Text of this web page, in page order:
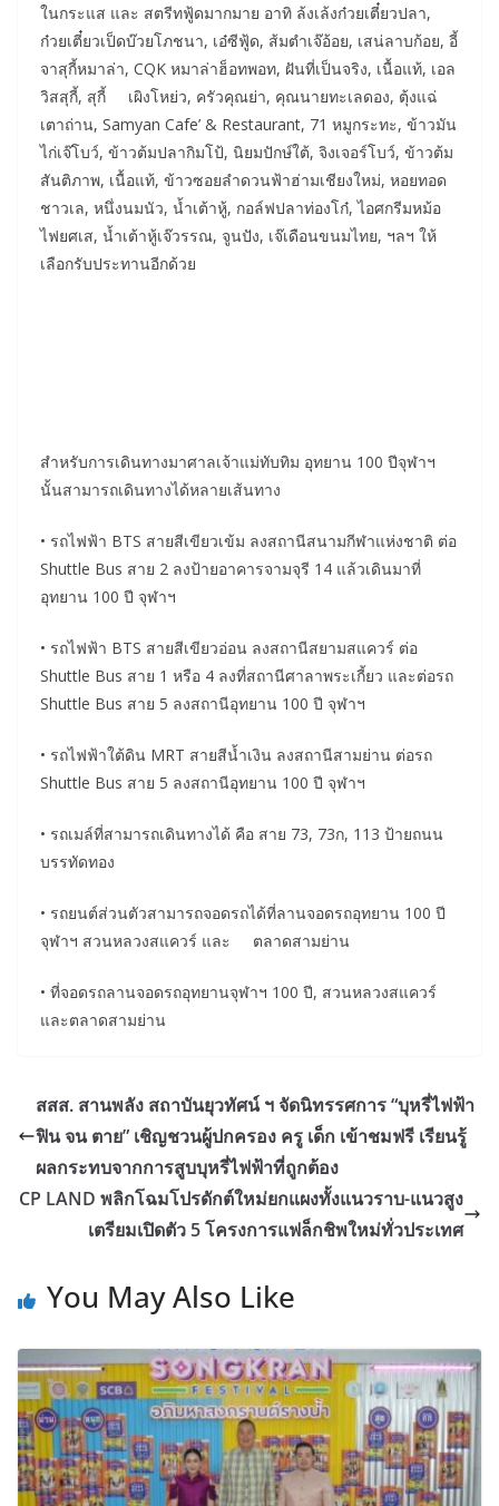
ในกระแส และ สตรีทฟู้ดมากมาย อาทิ ล้งเล้งก๋วยเตี๋ยวปลา,
ก๋วยเตี๋ยวเป็ดบ๊วยโภชนา, เอ๋ซีฟู้ด, ส้มตำเจ๊อ้อย, เสน่ลาบก้อย, อี้
จาสุกี้หมาล่า, CQK หมาล่าฮ็อทพอท, ฝันที่เป็นจริง, เนื้อแท้, เอล
วิสสุกี้, สุกี้ เผิงโหย่ว, ครัวคุณย่า, คุณนายทะเลดอง, ตุ้งแฉ่
เตาถ่าน, Samyan Cafe’ & Restaurant, 71 หมูกระทะ, ข้าวมัน
ไก่เจ๊โบว์, ข้าวต้มปลากิมโป้, นิยมปักษ์ใต้, จิงเจอร์โบว์, ข้าวต้ม
สันติภาพ, เนื้อแท้, ข้าวซอยลำดวนฟ้าฮ่ามเชียงใหม่, หอยทอด
ชาวเล, หนึ่งนมนัว, น้ำเต้าหู้, กอล์ฟปลาท่องโก๋, ไอศกรีมหม้อ
ไฟยศเส, น้ำเต้าหู้เจ๊วรรณ, จูนปัง, เจ๊เดือนขนมไทย, ฯลฯ ให้
เลือกรับประทานอีกด้วย
สำหรับการเดินทางมาศาลเจ้าแม่ทับทิม อุทยาน 100 ปีจุฬาฯ
นั้นสามารถเดินทางได้หลายเส้นทาง
• รถไฟฟ้า BTS สายสีเขียวเข้ม ลงสถานีสนามกีฬาแห่งชาติ ต่อ
Shuttle Bus สาย 2 ลงป้ายอาคารจามจุรี 14 แล้วเดินมาที่
อุทยาน 100 ปี จุฬาฯ
• รถไฟฟ้า BTS สายสีเขียวอ่อน ลงสถานีสยามสแควร์ ต่อ
Shuttle Bus สาย 1 หรือ 4 ลงที่สถานีศาลาพระเกี้ยว และต่อรถ
Shuttle Bus สาย 5 ลงสถานีอุทยาน 100 ปี จุฬาฯ
• รถไฟฟ้าใต้ดิน MRT สายสีน้ำเงิน ลงสถานีสามย่าน ต่อรถ
Shuttle Bus สาย 5 ลงสถานีอุทยาน 100 ปี จุฬาฯ
• รถเมล์ที่สามารถเดินทางได้ คือ สาย 73, 73ก, 113 ป้ายถนน
บรรทัดทอง
• รถยนต์ส่วนตัวสามารถจอดรถได้ที่ลานจอดรถอุทยาน 100 ปี
จุฬาฯ สวนหลวงสแควร์ และ ตลาดสามย่าน
• ที่จอดรถลานจอดรถอุทยานจุฬาฯ 100 ปี, สวนหลวงสแควร์
และตลาดสามย่าน
สสส. สานพลัง สถาบันยุวทัศน์ ฯ จัดนิทรรศการ “บุหรี่ไฟฟ้า
ฟิน จน ตาย” เชิญชวนผู้ปกครอง ครู เด็ก เข้าชมฟรี เรียนรู้
ผลกระทบจากการสูบบุหรี่ไฟฟ้าที่ถูกต้อง
CP LAND พลิกโฉมโปรดักต์ใหม่ยกแผงทั้งแนวราบ-แนวสูง
เตรียมเปิดตัว 5 โครงการแฟล็กชิพใหม่ทั่วประเทศ
You May Also Like